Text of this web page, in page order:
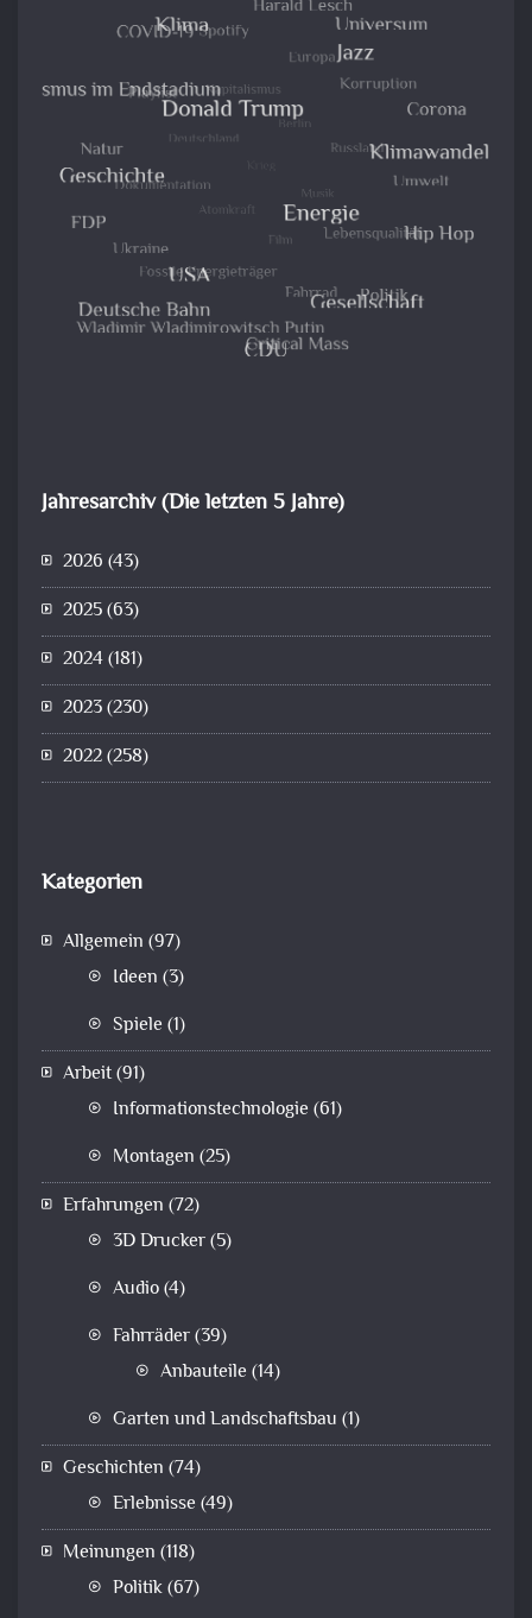
Jahresarchiv (Die letzten 5 Jahre)
2026 (43)
2025(63)
2024(181)
2023(230)
2022(258)
Kategorien
Allgemein (97)
Ideen (3)
Spiele (1)
Arbeit(91)
Informationstechnologie (61)
Montagen (25)
Erfahrungen (72)
3D Drucker(5)
Audio(4)
Fahrräder(39)
Anbauteile (14)
Garten und Landschaftsbau (1)
Geschichten (74)
Erlebnisse (49)
Meinungen (118)
Politik(67)